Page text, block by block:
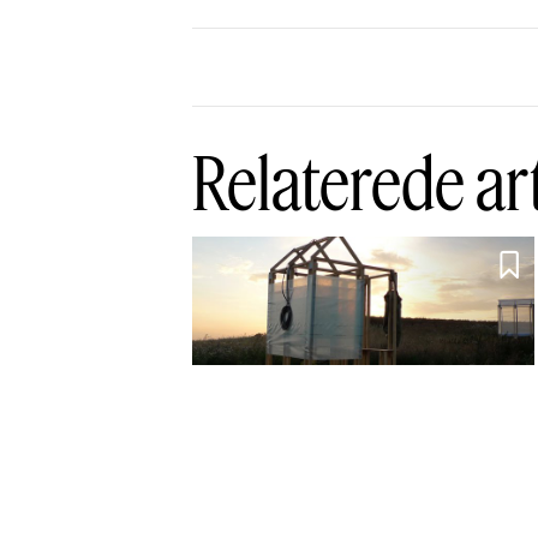
Relaterede
